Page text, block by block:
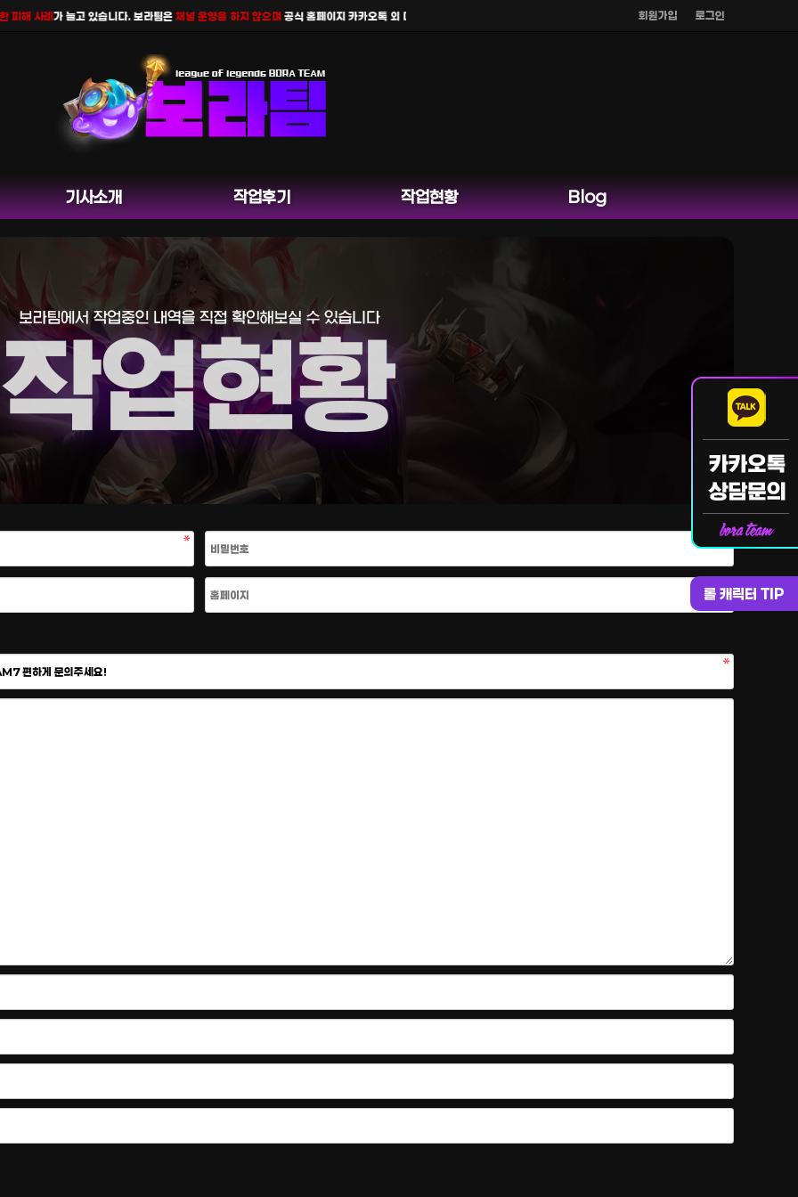
회원가입 로그인
사례 가 늘고 있습니다. 보라팀은채널 운영을 하지 않으며공식 홈페이지 카카오톡 외 다른 채팅은 운영하지 않습니다.
롤 캐릭터 TIP
기사소개 작업후기 작업현황 Blog